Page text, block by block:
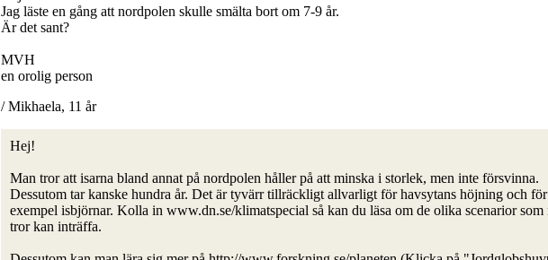
Jag läste en gång att nordpolen skulle smälta bort om 7-9 år.
Är det sant?
MVH
en orolig person
/ Mikhaela, 11 år
Hej!
Man tror att isarna bland annat på nordpolen håller på att minska i storlek, men inte försvinna.
Dessutom tar kanske hundra år. Det är tyvärr tillräckligt allvarligt för havsytans höjning och
exempel isbjörnar. Kolla in www.dn.se/klimatspecial så kan du läsa om de olika scenarior som
tror kan inträffa.